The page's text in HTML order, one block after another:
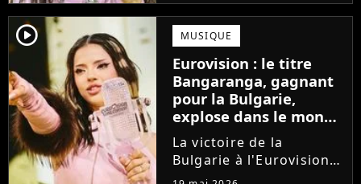
dans la compétition.
Détenteur du record de
victoires, l'Irlande
assure qu'elle ne
pourrait...
player2 MUSIQUE
Eurovision : le titre
Bangaranga, gagnant
pour la Bulgarie,
explose dans le monde
après la victoire de
Dara
La victoire de la
Bulgarie à l'Eurovision
porte un coup de